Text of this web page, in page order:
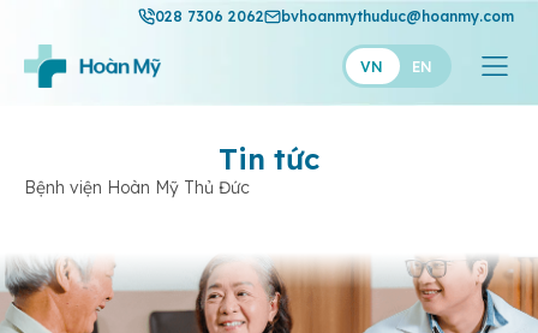
028 7306 2062 bvhoanmythuduc@hoanmy.com
VN EN
Tin tức
Bệnh viện Hoàn Mỹ Thủ Đức